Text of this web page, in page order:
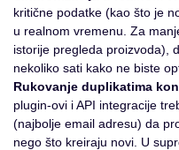
kritične podatke (kao što je
u realnom vremenu. Za
istorije pregleda proizvoda),
nekoliko sati kako ne biste
Rukovanje duplikatima
plugin-ovi i API integracije
(najbolje email adresu) da
nego što kreiraju novi. U